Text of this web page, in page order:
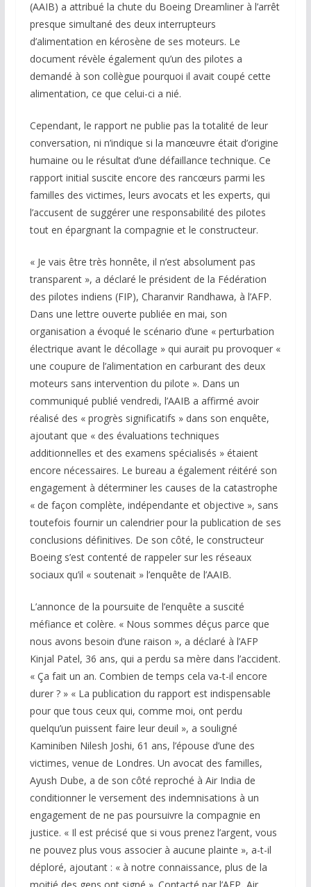
(AAIB) a attribué la chute du Boeing Dreamliner à l’arrêt
presque simultané des deux interrupteurs
d’alimentation en kérosène de ses moteurs. Le
document révèle également qu’un des pilotes a
demandé à son collègue pourquoi il avait coupé cette
alimentation, ce que celui-ci a nié.
Cependant, le rapport ne publie pas la totalité de leur
conversation, ni n’indique si la manœuvre était d’origine
humaine ou le résultat d’une défaillance technique. Ce
rapport initial suscite encore des rancœurs parmi les
familles des victimes, leurs avocats et les experts, qui
l’accusent de suggérer une responsabilité des pilotes
tout en épargnant la compagnie et le constructeur.
« Je vais être très honnête, il n’est absolument pas
transparent », a déclaré le président de la Fédération
des pilotes indiens (FIP), Charanvir Randhawa, à l’AFP.
Dans une lettre ouverte publiée en mai, son
organisation a évoqué le scénario d’une « perturbation
électrique avant le décollage » qui aurait pu provoquer «
une coupure de l’alimentation en carburant des deux
moteurs sans intervention du pilote ». Dans un
communiqué publié vendredi, l’AAIB a affirmé avoir
réalisé des « progrès significatifs » dans son enquête,
ajoutant que « des évaluations techniques
additionnelles et des examens spécialisés » étaient
encore nécessaires. Le bureau a également réitéré son
engagement à déterminer les causes de la catastrophe
« de façon complète, indépendante et objective », sans
toutefois fournir un calendrier pour la publication de ses
conclusions définitives. De son côté, le constructeur
Boeing s’est contenté de rappeler sur les réseaux
sociaux qu’il « soutenait » l’enquête de l’AAIB.
L’annonce de la poursuite de l’enquête a suscité
méfiance et colère. « Nous sommes déçus parce que
nous avons besoin d’une raison », a déclaré à l’AFP
Kinjal Patel, 36 ans, qui a perdu sa mère dans l’accident.
« Ça fait un an. Combien de temps cela va-t-il encore
durer ? » « La publication du rapport est indispensable
pour que tous ceux qui, comme moi, ont perdu
quelqu’un puissent faire leur deuil », a souligné
Kaminiben Nilesh Joshi, 61 ans, l’épouse d’une des
victimes, venue de Londres. Un avocat des familles,
Ayush Dube, a de son côté reproché à Air India de
conditionner le versement des indemnisations à un
engagement de ne pas poursuivre la compagnie en
justice. « Il est précisé que si vous prenez l’argent, vous
ne pouvez plus vous associer à aucune plainte », a-t-il
déploré, ajoutant : « à notre connaissance, plus de la